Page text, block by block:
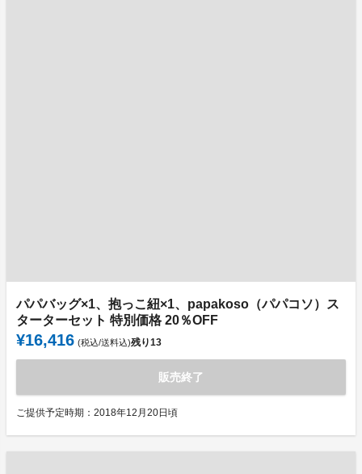
パパバッグ×1、抱っこ紐×1、papakoso（パパコソ）ス
ターターセット 特別価格 20％OFF
¥16,416 (税込/送料込)残り13
販売終了
ご提供予定時期：2018年12月20日頃